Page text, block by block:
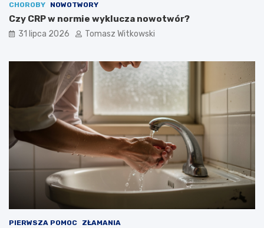
CHOROBY NOWOTWORY
Czy CRP w normie wyklucza nowotwór?
31 lipca 2026 Tomasz Witkowski
PIERWSZA POMOC ZŁAMANIA